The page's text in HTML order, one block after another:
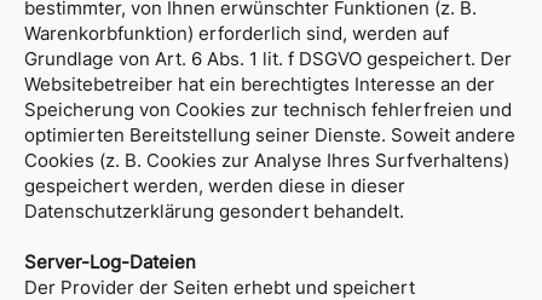
bestimmter, von Ihnen erwünschter Funktionen (z. B.
Warenkorbfunktion) erforderlich sind, werden auf
Grundlage von Art. 6 Abs. 1 lit. f DSGVO gespeichert. Der
Websitebetreiber hat ein berechtigtes Interesse an der
Speicherung von Cookies zur technisch fehlerfreien und
optimierten Bereitstellung seiner Dienste. Soweit andere
Cookies (z. B. Cookies zur Analyse Ihres Surfverhaltens)
gespeichert werden, werden diese in dieser
Datenschutzerklärung gesondert behandelt.
Server-Log-Dateien
Der Provider der Seiten erhebt und speichert